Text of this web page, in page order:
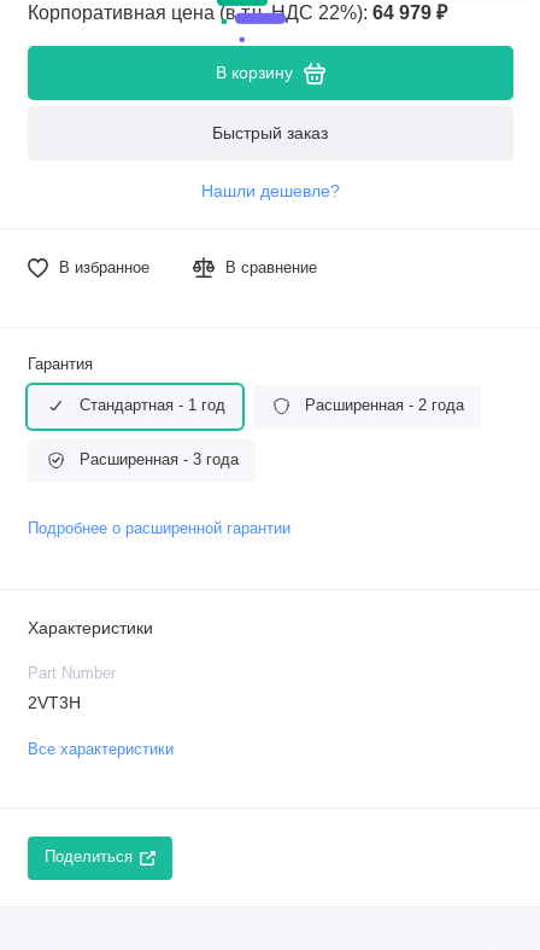
Корпоративная цена (в т.ч. НДС 22%): 64 979 ₽
В корзину
Быстрый заказ
Нашли дешевле?
В избранное В сравнение
Гарантия
Стандартная - 1 год Расширенная - 2 года
Расширенная - 3 года
Подробнее о расширенной гарантии
Характеристики
Part Number
2VT3H
Все характеристики
Поделиться